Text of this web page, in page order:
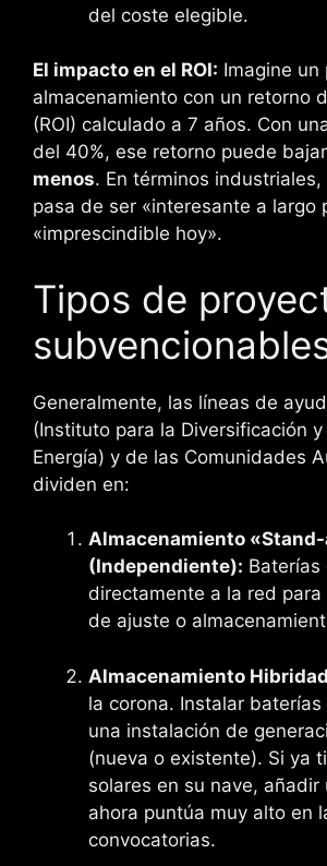
del coste elegible.
El impacto en el ROI: Imagine un
almacenamiento con un retorno
(ROI) calculado a 7 años. Con
del 40%, ese retorno puede
menos. En términos
pasa de ser «interesante a largo
«imprescindible hoy».
Tipos de
Generalmente, las líneas de
(Instituto para la Diversificación
Energía) y de las Comunidades
dividen en:
Almacenamiento
(Independiente): Baterías
directamente a la red para
de ajuste o
Almacenamiento
la corona. Instalar
una instalación de
(nueva o existente). Si ya
solares en su nave, añadir
ahora puntúa muy alto en
convocatorias.